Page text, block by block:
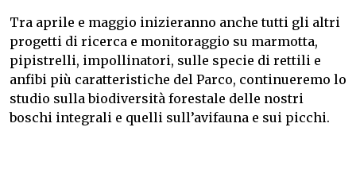
Tra aprile e maggio inizieranno anche tutti gli altri
progetti di ricerca e monitoraggio su marmotta,
pipistrelli, impollinatori, sulle specie di rettili e
anfibi più caratteristiche del Parco, continueremo lo
studio sulla biodiversità forestale delle nostri
boschi integrali e quelli sull’avifauna e sui picchi.